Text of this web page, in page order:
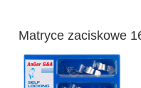
Matryce zaciskowe